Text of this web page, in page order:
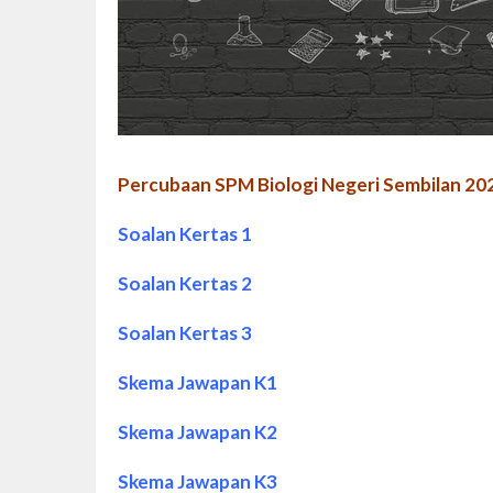
Percubaan SPM Biologi Negeri Sembilan
Soalan Kertas 1
Soalan Kertas 2
Soalan Kertas 3
Skema Jawapan K1
Skema Jawapan K2
Skema Jawapan K3